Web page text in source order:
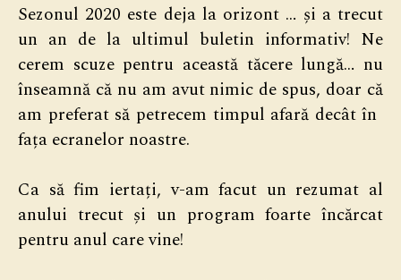
Sezonul 2020 este deja la orizont … și a trecut
un an de la ultimul buletin informativ! Ne
cerem scuze pentru această tăcere lungă… nu
înseamnă că nu am avut nimic de spus, doar că
am preferat să petrecem timpul afară decât în ​​
fața ecranelor noastre.
Ca să fim iertați, v-am facut un rezumat al
anului trecut și un program foarte încărcat
pentru anul care vine!